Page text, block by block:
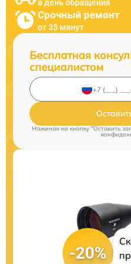
в день обращения
Срочный ремонт
от 35 минут
Бесплатная
специалистом
Нажимая на кнопку "Оставить
-20%